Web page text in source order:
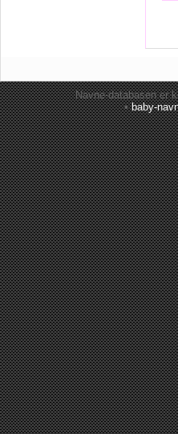
Navne-databasen er
•baby-